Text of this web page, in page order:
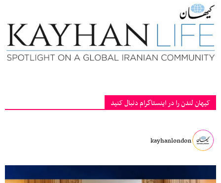
کیهان لندن را در اینستاگرام دنبال کنید
kayhanlondon